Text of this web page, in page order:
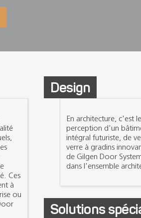
Ces
à
ou
Design
En architecture, c'est
perception d'un
intégral futuriste, de
verre à gradins
de Gilgen Door
dans l'ensemble
Solutions